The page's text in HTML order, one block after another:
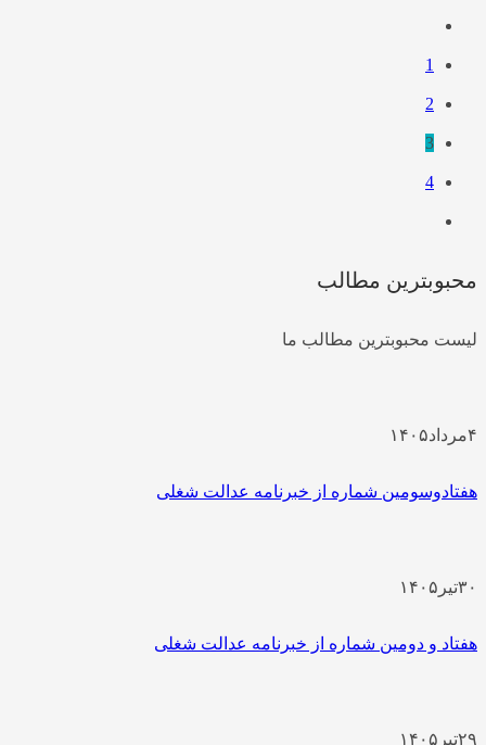
1
2
3
4
محبوبترین مطالب
لیست محبوبترین مطالب ما
۴مرداد۱۴۰۵
هفتادوسومین شماره از خبرنامه عدالت شغلی
۳۰تیر ۱۴۰۵
هفتاد و دومین شماره از خبرنامه عدالت شغلی
۲۹تیر ۱۴۰۵